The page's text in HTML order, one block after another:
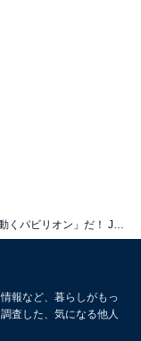
報など、暮らしがもっ
査した、気になる他人